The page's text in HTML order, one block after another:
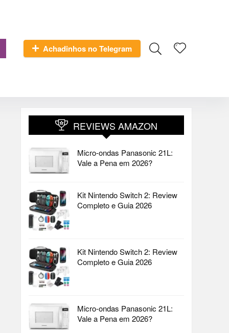
Achadinhos no Telegram
REVIEWS AMAZON
Micro-ondas Panasonic 21L:
Vale a Pena em 2026?
Kit Nintendo Switch 2: Review
Completo e Guia 2026
Kit Nintendo Switch 2: Review
Completo e Guia 2026
Micro-ondas Panasonic 21L:
Vale a Pena em 2026?